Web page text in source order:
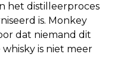
het distilleerproces
is. Monkey
dat niemand dit
is niet meer